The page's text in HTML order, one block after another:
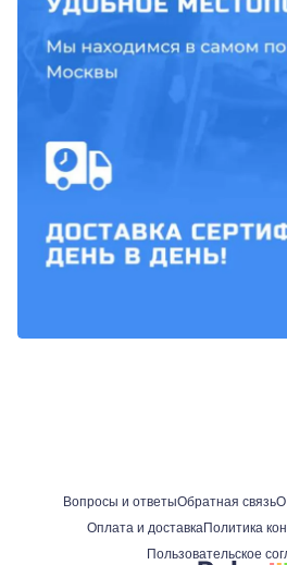
Вопросы и ответыОбратная связьО
Оплата и доставкаПолитика
Пользовательское